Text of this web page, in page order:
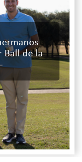
Ball de la